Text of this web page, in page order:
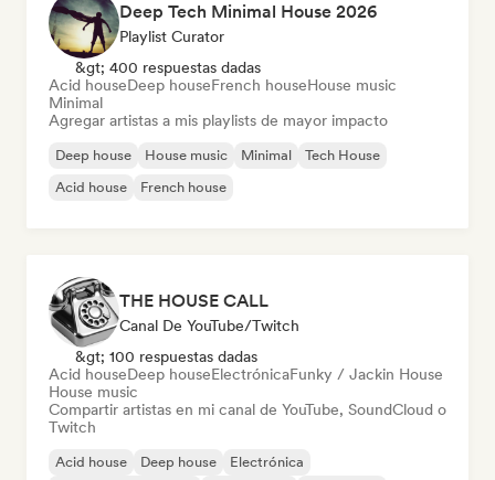
Deep Tech Minimal House 2026
Playlist Curator
&gt; 400 respuestas dadas
Acid houseDeep houseFrench houseHouse music
Minimal
Agregar artistas a mis playlists de mayor impacto
Deep house House music Minimal
Tech House
Acid house
French house
THE HOUSE CALL
Canal De YouTube/Twitch
&gt; 100 respuestas dadas
Acid houseDeep houseElectrónicaFunky / Jackin House
House music
Compartir artistas en mi canal de YouTube, SoundCloud o
Twitch
Acid house Deep house Electrónica